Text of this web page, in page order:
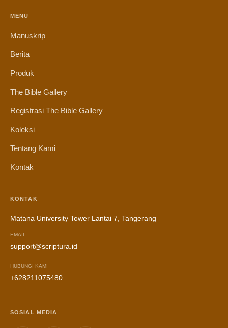
MENU
Manuskrip
Berita
Produk
The Bible Gallery
Registrasi The Bible Gallery
Koleksi
Tentang Kami
Kontak
KONTAK
Matana University Tower Lantai 7, Tangerang
EMAIL
support@scriptura.id
HUBUNGI KAMI
+628211075480
SOSIAL MEDIA